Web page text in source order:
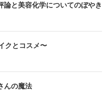
論と美容化学についてのぼやき
クとコスメ〜
んの魔法